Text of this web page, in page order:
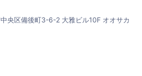
央区備後町3-6-2 大雅ビル10F オオサカ